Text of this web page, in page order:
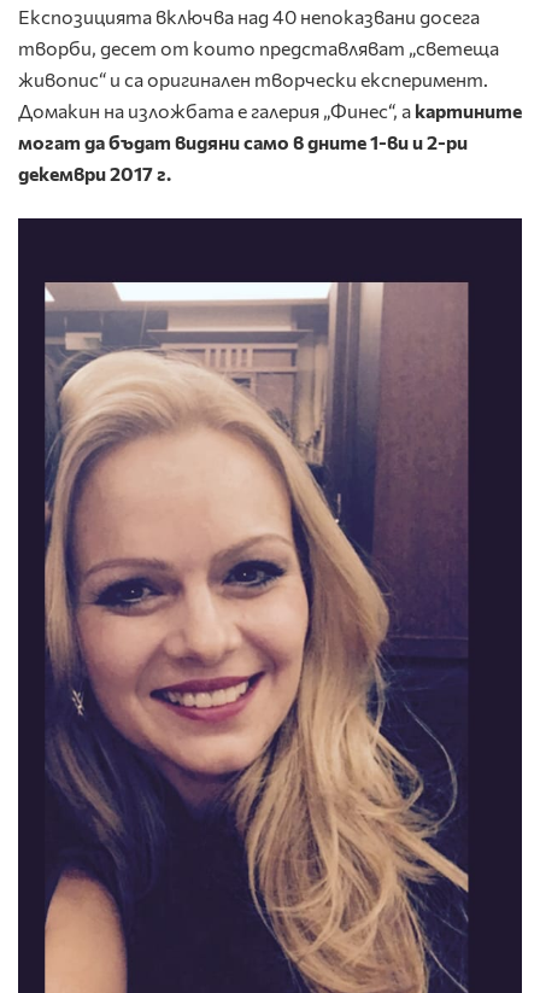
Експозицията включва над 40 непоказвани досега
творби, десет от които представляват „светеща
живопис“ и са оригинален творчески експеримент.
Домакин на изложбата е галерия „Финес“, а картините
могат да бъдат видяни само в дните 1-ви и 2-ри
декември 2017 г.